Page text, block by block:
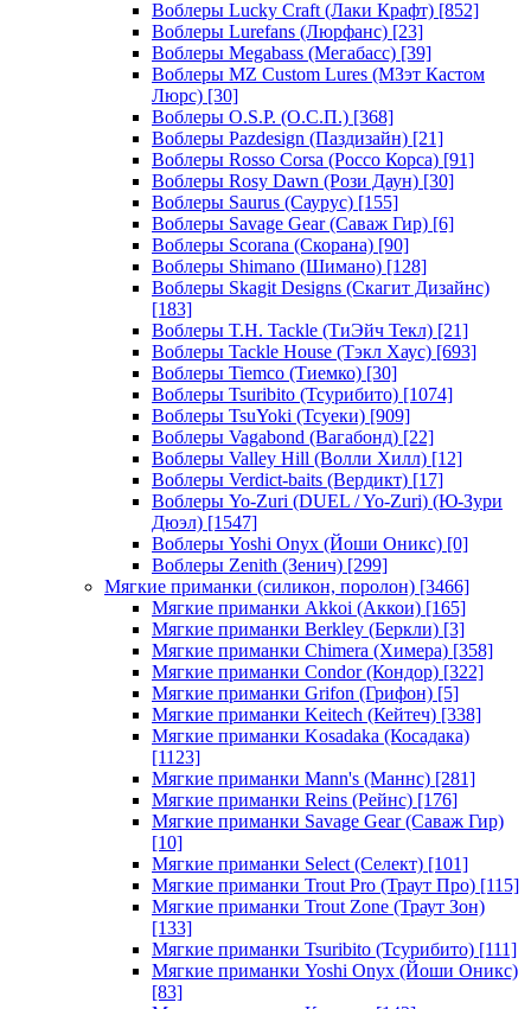
Воблеры Lucky Craft (Лаки Крафт) [852]
Воблеры Lurefans (Люрфанс) [23]
Воблеры Megabass (Мегабасс) [39]
Воблеры MZ Custom Lures (МЗэт Кастом
Люрс) [30]
Воблеры O.S.P. (О.С.П.) [368]
Воблеры Pazdesign (Паздизайн) [21]
Воблеры Rosso Corsa (Россо Корса) [91]
Воблеры Rosy Dawn (Рози Даун) [30]
Воблеры Saurus (Саурус) [155]
Воблеры Savage Gear (Саваж Гир) [6]
Воблеры Scorana (Скорана) [90]
Воблеры Shimano (Шимано) [128]
Воблеры Skagit Designs (Скагит Дизайнс)
[183]
Воблеры T.H. Tackle (ТиЭйч Текл) [21]
Воблеры Tackle House (Тэкл Хаус) [693]
Воблеры Tiemco (Тиемко) [30]
Воблеры Tsuribito (Тсурибито) [1074]
Воблеры TsuYoki (Тсуеки) [909]
Воблеры Vagabond (Вагабонд) [22]
Воблеры Valley Hill (Волли Хилл) [12]
Воблеры Verdict-baits (Вердикт) [17]
Воблеры Yo-Zuri (DUEL / Yo-Zuri) (Ю-Зури
Дюэл) [1547]
Воблеры Yoshi Onyx (Йоши Оникс) [0]
Воблеры Zenith (Зенич) [299]
Мягкие приманки (силикон, поролон) [3466]
Мягкие приманки Akkoi (Аккои) [165]
Мягкие приманки Berkley (Беркли) [3]
Мягкие приманки Chimera (Химера) [358]
Мягкие приманки Condor (Кондор) [322]
Мягкие приманки Grifon (Грифон) [5]
Мягкие приманки Keitech (Кейтеч) [338]
Мягкие приманки Kosadaka (Косадака)
[1123]
Мягкие приманки Mann's (Маннс) [281]
Мягкие приманки Reins (Рейнс) [176]
Мягкие приманки Savage Gear (Саваж Гир)
[10]
Мягкие приманки Select (Селект) [101]
Мягкие приманки Trout Pro (Траут Про) [115]
Мягкие приманки Trout Zone (Траут Зон)
[133]
Мягкие приманки Tsuribito (Тсурибито) [111]
Мягкие приманки Yoshi Onyx (Йоши Оникс)
[83]